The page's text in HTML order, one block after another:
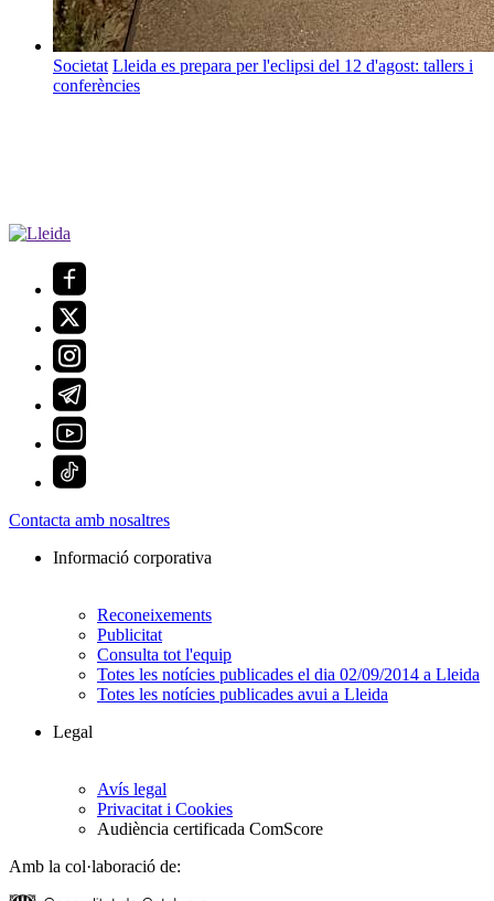
Societat Lleida es prepara per l'eclipsi del 12 d'agost: tallers i
conferències
Contacta amb nosaltres
Informació corporativa
Reconeixements
Publicitat
Consulta tot l'equip
Totes les notícies publicades el dia 02/09/2014 a Lleida
Totes les notícies publicades avui a Lleida
Legal
Avís legal
Privacitat i Cookies
Audiència certificada ComScore
Amb la col·laboració de: